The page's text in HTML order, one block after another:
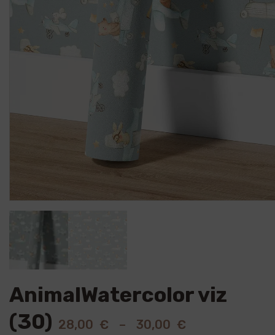
AnimalWatercolor viz
(30) 28,00 € – 30,00 €